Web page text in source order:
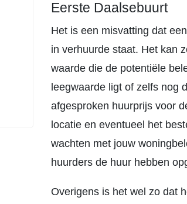
Eerste Daalsebuurt
Het is een misvatting dat
in verhuurde staat. Het kan
waarde die de potentiële
leegwaarde ligt of zelfs nog
afgesproken huurprijs voor
locatie en eventueel het
wachten met jouw
huurders de huur hebben
Overigens is het wel zo dat